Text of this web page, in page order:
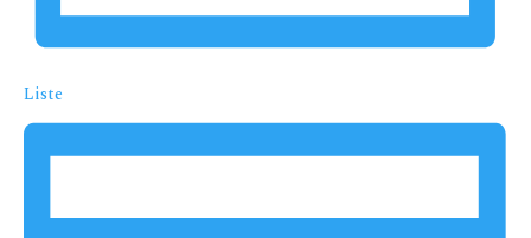
Liste